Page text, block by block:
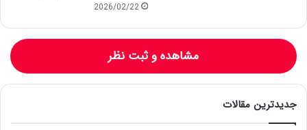
2026/02/22
مشاهده و ثبت نظر
جدیدترین مقالات